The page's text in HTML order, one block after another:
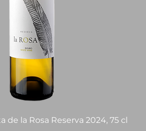
de la Rosa Reserva 2024, 75 cl